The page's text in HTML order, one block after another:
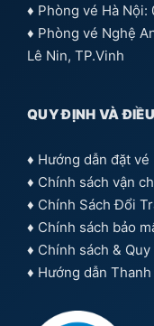
♦ Phòng vé Hà
♦ Phòng vé Nghệ
Lê Nin, TP.Vinh
QUY ĐỊNH VÀ
♦ Hướng dẫn đặt vé
♦ Chính sách vận
♦ Chính Sách Đổi
♦ Chính sách bảo
♦ Chính sách &
♦ Hướng dẫn Thanh